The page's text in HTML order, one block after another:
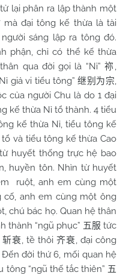
lại phân ra lập thành một
đại tông kế thừa là tài
sáng lập ra tông đó.
phận, chỉ có thể kế thừa
qua đời gọi là “Nỉ” 祢,
giả vi tiểu tông”继别为宗,
của ngườiChu là do 1 đại
kế thừa Nỉ tổ thành. 4 tiểu
kế thừa Nỉ, tiểu tông kế
và tiểu tông kế thừa Cao
huyết thống trực hệ bao
huyền tôn. Nhìn từ huyết
ruột, anh em cùng một
anh em cùng một ông
chú bác họ. Quan hệ thân
thành “ngũ phục” 五服 tức
斩衰, tề thôi 齐衰, đại công
Đến đời thứ 6, mối quan hệ
tông “ngũ thế tắc thiên” 五